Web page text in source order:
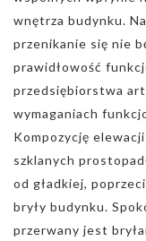
wnętrza budynku.
przenikanie się nie
prawidłowość
przedsiębiorstwa
wymaganiach
Kompozycję
szklanych
od gładkiej,
bryły budynku.
przerwany jest